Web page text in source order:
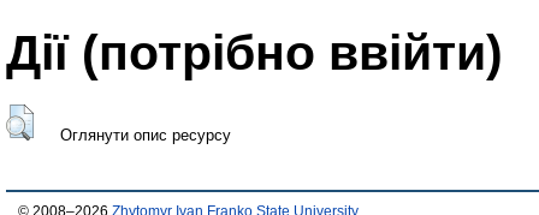
Дії ​​(потрібно ввійти)
Оглянути опис ресурсу
© 2008–2026 Zhytomyr Ivan Franko State University